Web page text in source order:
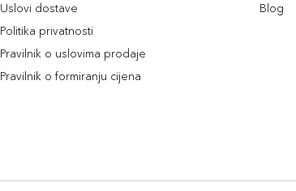
Uslovi dostave
Politika privatnosti
Pravilnik o uslovima prodaje
Pravilnik o formiranju cijena
Blog